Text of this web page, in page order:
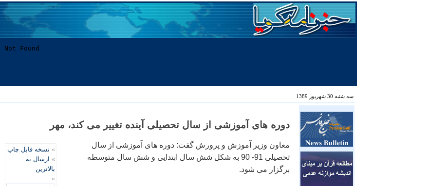
سه شنبه 30 شهریور 1389
دوره های آموزشی از سال تحصیلی آینده تغییر می کند، مهر
» نسخه قابل چاپ
» ارسال به
بالاترین
»
معاون وزیر آموزش و پرورش گفت: دوره های آموزشی از سال
تحصیلی 91- 90 به شکل شش سال ابتدایی و شش سال متوسطه
برگزار می شود.